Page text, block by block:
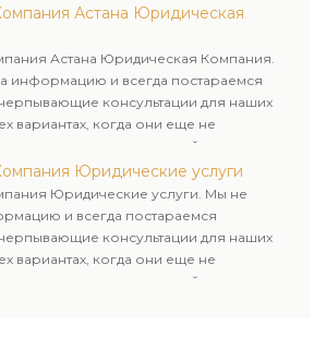
Астана Юридическая
Астана Юридическая Компания.
информацию и всегда постараемся
консультации для наших
вариантах, когда они еще не
услугами нашей компании.
Юридические услуги
Юридические услуги. Мы не
и всегда постараемся
консультации для наших
вариантах, когда они еще не
услугами нашей компании.